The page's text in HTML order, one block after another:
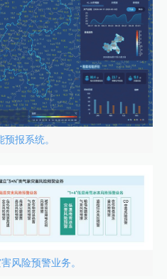
预报系统。
风险预警业务。